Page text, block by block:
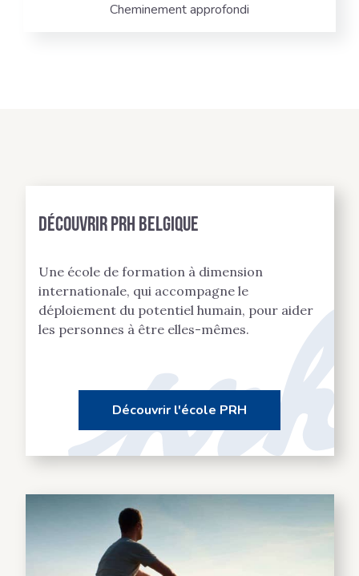
Cheminement approfondi
Découvrir PRH BELGIQUE
Une école de formation à dimension
internationale, qui accompagne le
déploiement du potentiel humain, pour aider
les personnes à être elles-mêmes.
Découvrir l'école PRH